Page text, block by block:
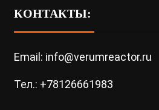
КОНТАКТЫ:
Email: info@verumreactor.ru
Тел.: +78126661983